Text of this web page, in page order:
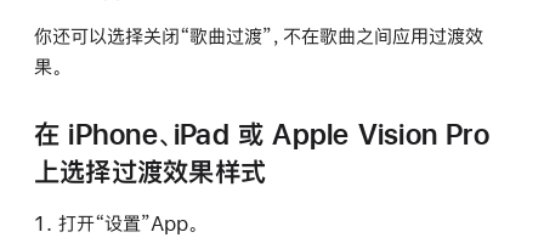
你还可以选择关闭“歌曲过渡”，不在歌曲之间应用过渡效
果。
在 iPhone、iPad 或 Apple Vision Pro
上选择过渡效果样式
打开“设置”App。